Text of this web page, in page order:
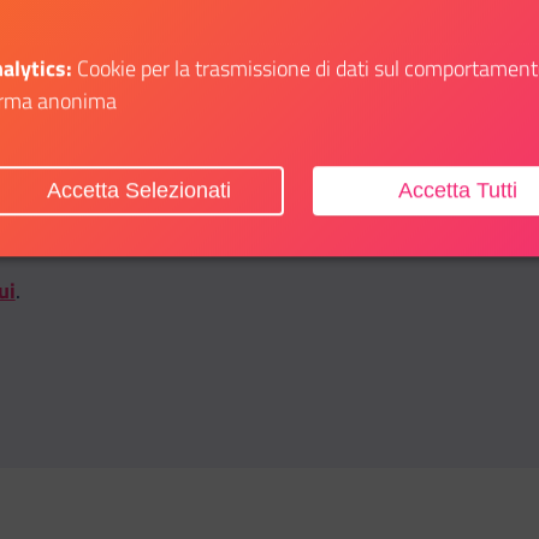
percorso scolastico formativo. Un’imperdibile
Progetti nella Scuola: crescere è un gioco di squadra.
.
Cookie per la trasmissione di dati sul
anonima
Accetta Tutti
Accetta Selezionati